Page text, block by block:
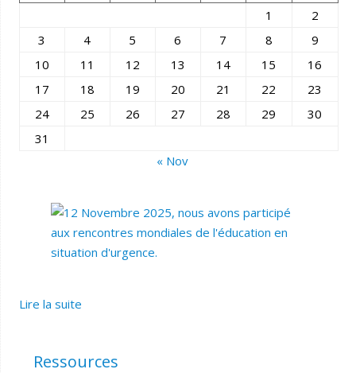
1
2
3
4 5 6 7 8
9
10
11 12 13 14 15
16
17
18 19 20 21 22
23
24
25 26 27 28 29
30
31
« Nov
Lire la suite
Ressources